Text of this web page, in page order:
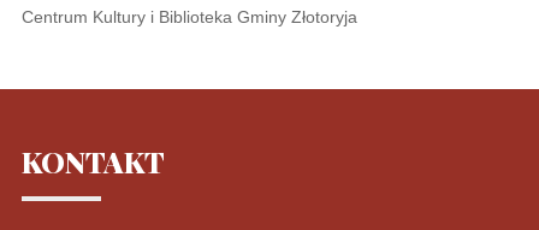
Centrum Kultury i Biblioteka Gminy Złotoryja
KONTAKT